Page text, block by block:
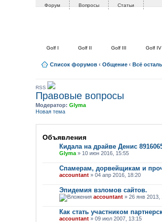
Форум Вопросы Статьи
Golf I Golf II Golf III Golf IV
Список форумов ‹ Общение ‹ Всё
RSS
Правовые вопросы
Модератор: Glyma
Новая тема
Объявления
Кидала на драйве Денис
Glyma » 10 июн 2016, 15:55
Спамерам, дорвейщикам и
accountant » 04 апр 2016, 18:20
Эпидемия взломов сайтов.
accountant » 26 янв 2013,
Как стать участником
accountant » 09 июл 2007, 13:15